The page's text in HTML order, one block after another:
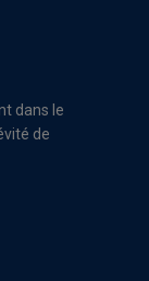
dans le
de